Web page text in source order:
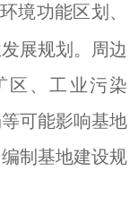
境功能区划、
展规划。周边
区、工业污染
可能影响基地
制基地建设规